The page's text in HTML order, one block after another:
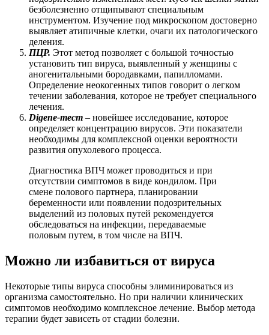
безболезненно отщипывают специальным
инструментом. Изучение под микроскопом достоверно
выявляет атипичные клетки, очаги их патологического
деления.
ПЦР. Этот метод позволяет с большой точностью
установить тип вируса, выявленный у женщины с
аногенитальными бородавками, папилломами.
Определение неокогенных типов говорит о легком
течении заболевания, которое не требует специального
лечения.
Digene-тест – новейшее исследование, которое
определяет концентрацию вирусов. Эти показатели
необходимы для комплексной оценки вероятности
развития опухолевого процесса.
Диагностика ВПЧ может проводиться и при
отсутствии симптомов в виде кондилом. При
смене полового партнера, планировании
беременности или появлении подозрительных
выделений из половых путей рекомендуется
обследоваться на инфекции, передаваемые
половым путем, в том числе на ВПЧ.
Можно ли избавиться от вируса
Некоторые типы вируса способны элиминироваться из
организма самостоятельно. Но при наличии клинических
симптомов необходимо комплексное лечение. Выбор метода
терапии будет зависеть от стадии болезни.